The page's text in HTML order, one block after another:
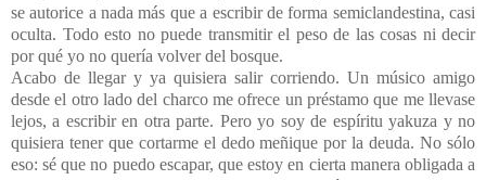
se autorice a nada más que a escribir de forma semiclandestina, casi
oculta. Todo esto no puede transmitir el peso de las cosas ni decir
por qué yo no quería volver del bosque.
Acabo de llegar y ya quisiera salir corriendo. Un músico amigo
desde el otro lado del charco me ofrece un préstamo que me llevase
lejos, a escribir en otra parte. Pero yo soy de espíritu yakuza y no
quisiera tener que cortarme el dedo meñique por la deuda. No sólo
eso: sé que no puedo escapar, que estoy en cierta manera obligada a